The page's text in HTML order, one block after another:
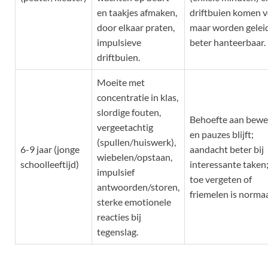
en taakjes afmaken,
door elkaar praten,
impulsieve
driftbuien.
driftbuien komen
maar worden
beter hanteerbaar.
6-9 jaar (jonge
schoolleeftijd)
Moeite met
concentratie in klas,
slordige fouten,
vergeetachtig
(spullen/huiswerk),
wiebelen/opstaan,
impulsief
antwoorden/storen,
sterke emotionele
reacties bij
tegenslag.
Behoefte aan
en pauzes blijft;
aandacht beter bij
interessante
toe vergeten of
friemelen is